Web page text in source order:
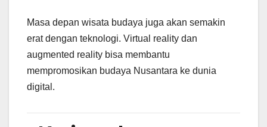
Masa depan wisata budaya juga akan semakin
erat dengan teknologi. Virtual reality dan
augmented reality bisa membantu
mempromosikan budaya Nusantara ke dunia
digital.